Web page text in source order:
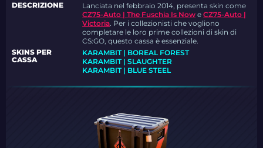
DESCRIZIONE
Lanciata nel febbraio 2014, presenta skin come
CZ75-Auto | The Fuschia Is Now eCZ75-Auto |
Victoria. Per i collezionisti che vogliono
completare le loro prime collezioni di skin di
CS:GO, questo cassa è essenziale.
SKINS PER
CASSA
KARAMBIT | BOREAL FOREST
KARAMBIT | SLAUGHTER
KARAMBIT | BLUE STEEL